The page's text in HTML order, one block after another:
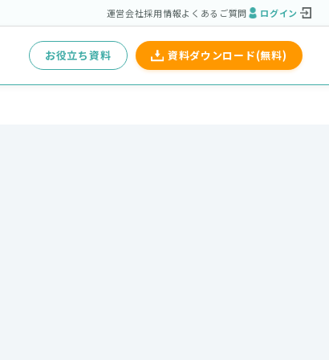
運営会社採用情報よくあるご質問 ログイン
お役立ち資料 資料ダウンロード(無料)